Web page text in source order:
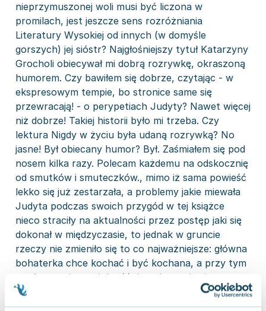
nieprzymuszonej woli musi być liczona w
promilach, jest jeszcze sens rozróżniania
Literatury Wysokiej od innych (w domyśle
gorszych) jej sióstr? Najgłośniejszy tytuł Katarzyny
Grocholi obiecywał mi dobrą rozrywkę, okraszoną
humorem. Czy bawiłem się dobrze, czytając - w
ekspresowym tempie, bo stronice same się
przewracają! - o perypetiach Judyty? Nawet więcej
niż dobrze! Takiej historii było mi trzeba. Czy
lektura Nigdy w życiu była udaną rozrywką? No
jasne! Był obiecany humor? Był. Zaśmiałem się pod
nosem kilka razy. Polecam każdemu na odskocznię
od smutków i smuteczków., mimo iż sama powieść
lekko się już zestarzała, a problemy jakie miewała
Judyta podczas swoich przygód w tej książce
nieco straciły na aktualności przez postęp jaki się
dokonał w międzyczasie, to jednak w gruncie
rzeczy nie zmieniło się to co najważniejsze: główna
bohaterka chce kochać i być kochana, a przy tym
ma fascynująca zdolność do pakowania się w
tarapaty, czyli pewnie część z nas mogłaby się pod
tym śmiało podpisać;-)